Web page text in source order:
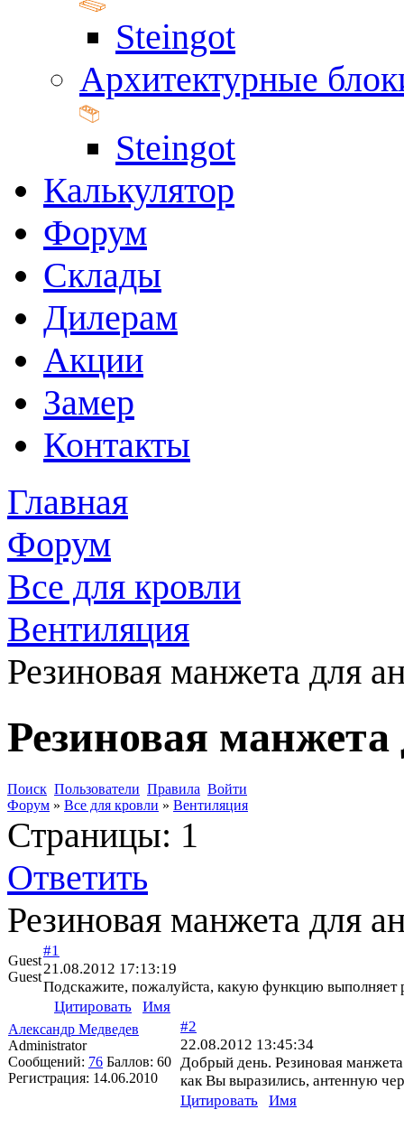
Steingot
Архитектурные
Steingot
Калькулятор
Форум
Склады
Дилерам
Акции
Замер
Контакты
Главная
Форум
Все для кровли
Вентиляция
Резиновая манжета для
Резиновая
Поиск Пользователи Правила Войти
Форум » Все для кровли » Вентиляция
Страницы: 1
Ответить
Резиновая манжета для
Guest
Guest
#1
21.08.2012 17:13:19
Подскажите, пожалуйста, какую функцию выполняет
Цитировать
Имя
Александр Медведев
Administrator
Сообщений: 76 Баллов: 60
Регистрация: 14.06.2010
#2
22.08.2012 13:45:34
Добрый день. Резиновая
как Вы выразились, антенную
Цитировать
Имя